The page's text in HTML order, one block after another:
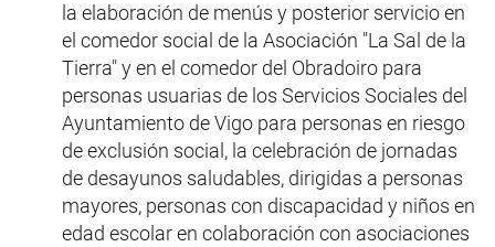
la elaboración de menús y posterior servicio en
el comedor social de la Asociación "La Sal de la
Tierra" y en el comedor del Obradoiro para
personas usuarias de los Servicios Sociales del
Ayuntamiento de Vigo para personas en riesgo
de exclusión social, la celebración de jornadas
de desayunos saludables, dirigidas a personas
mayores, personas con discapacidad y niños en
edad escolar en colaboración con asociaciones